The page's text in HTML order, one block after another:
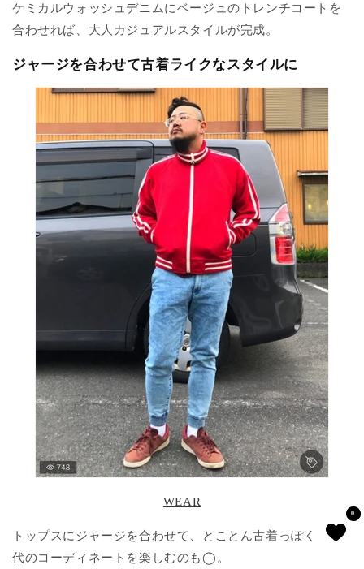
ケミカルウォッシュデニムにベージュのトレンチコートを
合わせれば、大人カジュアルスタイルが完成。
ジャージを合わせて古着ライクなスタイルに
WEAR
トップスにジャージを合わせて、とことん古着っぽく80年
代のコーディネートを楽しむのも◯。
00